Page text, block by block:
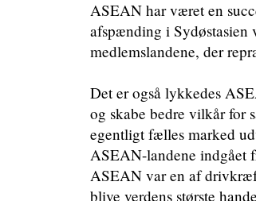
ASEAN har været en
afspænding i Sydøstasien
medlemslandene, der
Det er også lykkedes
og skabe bedre vilkår for
egentligt fælles marked
ASEAN-landene indgået
ASEAN var en af
blive verdens største